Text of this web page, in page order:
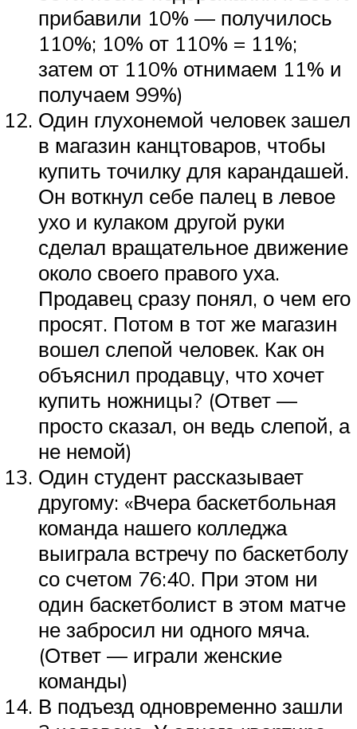
прибавили 10% — получилось
110%; 10% от 110% = 11%;
затем от 110% отнимаем 11% и
получаем 99%)
Один глухонемой человек зашел
в магазин канцтоваров, чтобы
купить точилку для карандашей.
Он воткнул себе палец в левое
ухо и кулаком другой руки
сделал вращательное движение
около своего правого уха.
Продавец сразу понял, о чем его
просят. Потом в тот же магазин
вошел слепой человек. Как он
объяснил продавцу, что хочет
купить ножницы? (Ответ —
просто сказал, он ведь слепой, а
не немой)
Один студент рассказывает
другому: «Вчера баскетбольная
команда нашего колледжа
выиграла встречу по баскетболу
со счетом 76:40. При этом ни
один баскетболист в этом матче
не забросил ни одного мяча.
(Ответ — играли женские
команды)
В подъезд одновременно зашли